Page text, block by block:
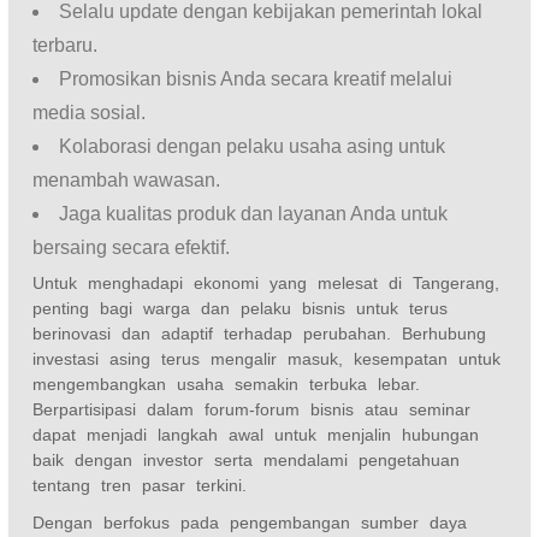
Selalu update dengan kebijakan pemerintah lokal
terbaru.
Promosikan bisnis Anda secara kreatif melalui
media sosial.
Kolaborasi dengan pelaku usaha asing untuk
menambah wawasan.
Jaga kualitas produk dan layanan Anda untuk
bersaing secara efektif.
Untuk menghadapi ekonomi yang melesat di Tangerang,
penting bagi warga dan pelaku bisnis untuk terus
berinovasi dan adaptif terhadap perubahan. Berhubung
investasi asing terus mengalir masuk, kesempatan untuk
mengembangkan usaha semakin terbuka lebar.
Berpartisipasi dalam forum-forum bisnis atau seminar
dapat menjadi langkah awal untuk menjalin hubungan
baik dengan investor serta mendalami pengetahuan
tentang tren pasar terkini.
Dengan berfokus pada pengembangan sumber daya